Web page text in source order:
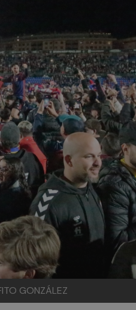
GONZÁLEZ